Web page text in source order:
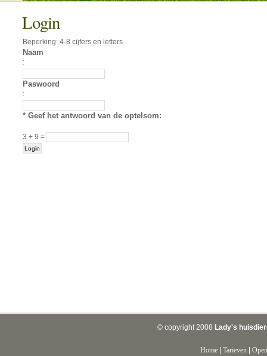
Login
Beperking: 4-8 cijfers en letters
Naam
:
Paswoord
:
* Geef het antwoord van de optelsom:
3 + 9 =
© copyright 2008 Lady's
Home| Tarieven|